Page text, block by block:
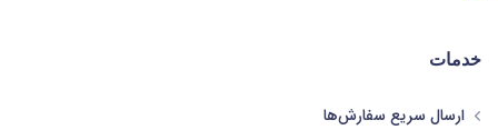
خدمات
ارسال سریع سفارش‌ها